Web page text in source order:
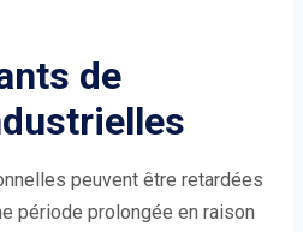
de
peuvent être retardées
période prolongée en raison